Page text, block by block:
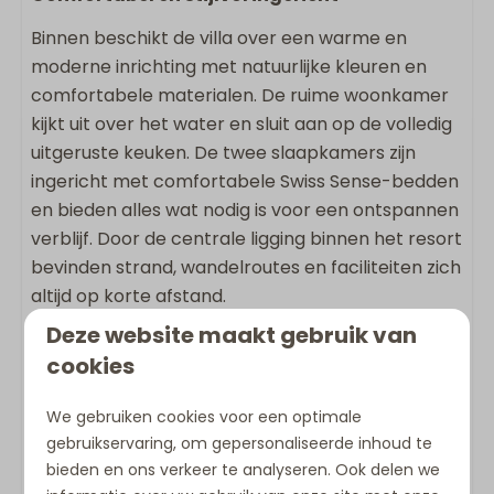
Geschikt voor kinderen
Kinderstoel
Ligging accommodatie
Panoramisch uitzicht
Vrijstaande accommodatie op vakantiepark
Overige
Kluis
Binnen beschikt de villa over een warme en
moderne inrichting met natuurlijke kleuren en
comfortabele materialen. De ruime woonkamer
kijkt uit over het water en sluit aan op de volledig
uitgeruste keuken. De twee slaapkamers zijn
ingericht met comfortabele Swiss Sense-bedden
en bieden alles wat nodig is voor een ontspannen
verblijf. Door de centrale ligging binnen het resort
bevinden strand, wandelroutes en faciliteiten zich
altijd op korte afstand.
De 4-persoons villa (130 m²) beschikt over:
2 slaapkamers, waarvan één slaapkamer
grenst aan de woonkamer met een open
verbinding
2 badkamers met douche
Deze website maakt gebruik van
cookies
We gebruiken cookies voor een optimale
gebruikservaring, om gepersonaliseerde inhoud te
bieden en ons verkeer te analyseren. Ook delen we